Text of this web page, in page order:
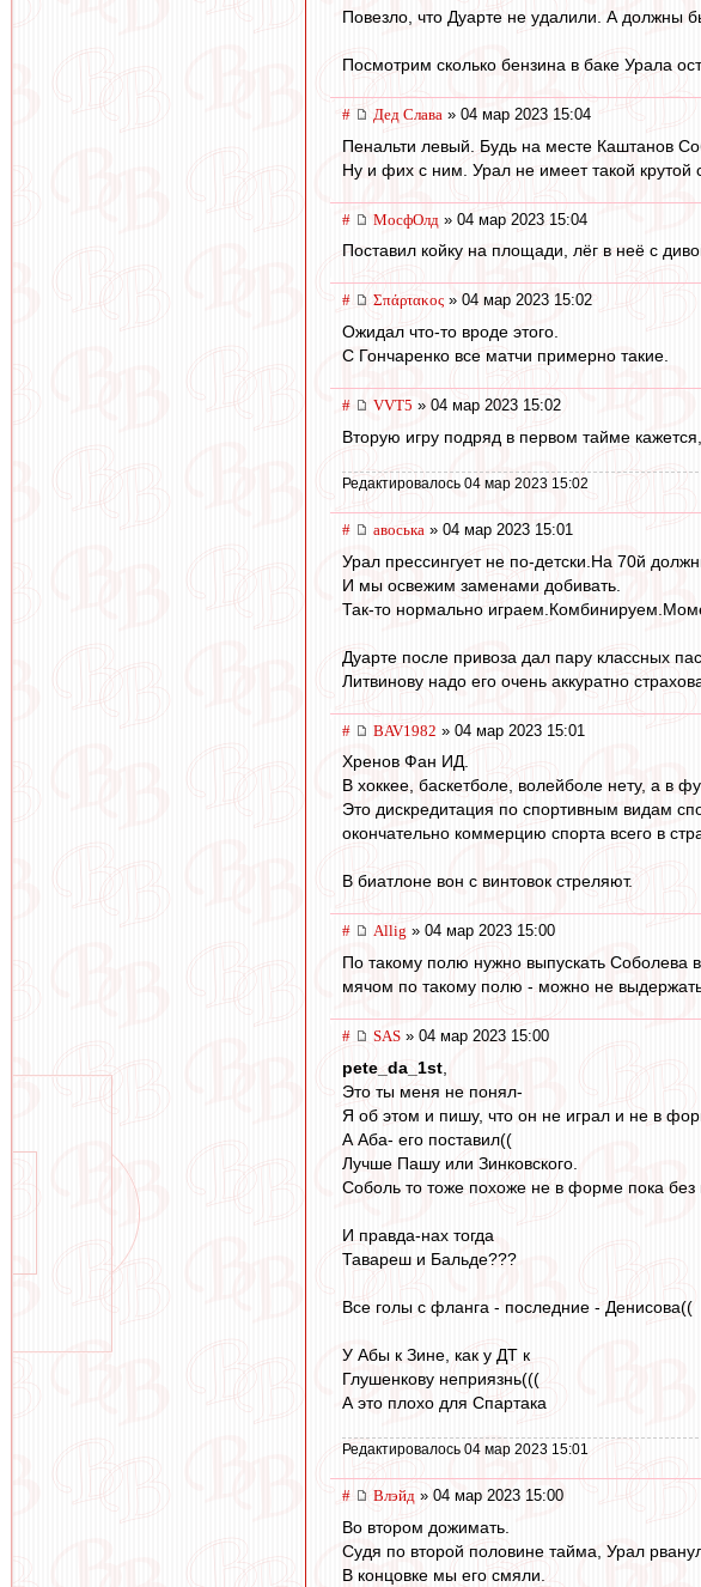
Повезло, что Дуарте не удалили. А должны
Посмотрим сколько бензина в баке Урала
# Дед Слава » 04 мар 2023 15:04
Пенальти левый. Будь на месте Каштанов
Ну и фих с ним. Урал не имеет такой крутой
# МосфОлд » 04 мар 2023 15:04
Поставил койку на площади, лёг в неё с
# Σπάρτακος » 04 мар 2023 15:02
Ожидал что-то вроде этого.
С Гончаренко все матчи примерно такие.
# VVT5 » 04 мар 2023 15:02
Вторую игру подряд в первом тайме
Редактировалось 04 мар 2023 15:02
# авоська » 04 мар 2023 15:01
Урал прессингует не по-детски.На 70й
И мы освежим заменами добивать.
Так-то нормально
Дуарте после привоза дал пару классных
Литвинову надо его очень аккуратно
# BAV1982 » 04 мар 2023 15:01
Хренов Фан ИД.
В хоккее, баскетболе, волейболе нету, а в
Это дискредитация по спортивным видам
окончательно коммерцию спорта всего в
В биатлоне вон с винтовок стреляют.
# Allig » 04 мар 2023 15:00
По такому полю нужно выпускать
мячом по такому полю - можно не
# SAS » 04 мар 2023 15:00
pete_da_1st
Это ты меня не понял-
Я об этом и пишу, что он не играл и не в
А Аба- его поставил((
Лучше Пашу или Зинковского.
Соболь то тоже похоже не в форме пока без
И правда-нах тогда
Тавареш и Бальде???
Все голы с фланга - последние - Денисова((
У Абы к Зине, как у ДТ к
Глушенкову неприязнь(((
А это плохо для Спартака
Редактировалось 04 мар 2023 15:01
# Влэйд » 04 мар 2023 15:00
Во втором дожимать.
Судя по второй половине тайма, Урал
В концовке мы его смяли.